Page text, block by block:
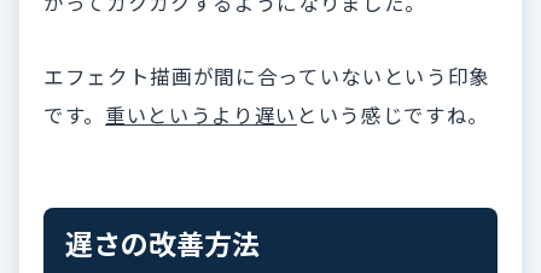
エフェクト描画が間に合っていないという印象
です。 重いというより遅い という感じですね。
遅さの改善方法